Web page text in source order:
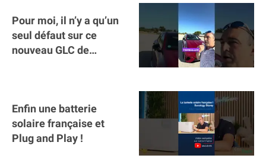
Pour moi, il n’y a qu’un
seul défaut sur ce
nouveau GLC de
Enfin une batterie
solaire française et
Plug and Play !